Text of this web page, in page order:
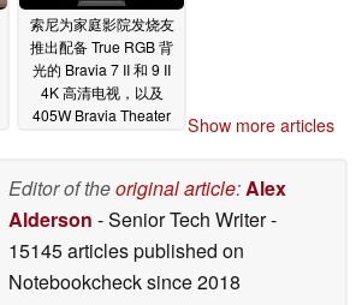
索尼为家庭影院发烧友
推出配备 True RGB 背
光的 Bravia 7 II 和 9 II
4K 高清电视，以及
405W Bravia Theater
Show more articles
Editor of theoriginal article:Alex
Alderson - Senior Tech Writer-
15145 articles published on
Notebookchecksince 2018